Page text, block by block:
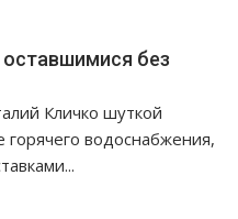
без
Кличко шуткой
горячего водоснабжения,